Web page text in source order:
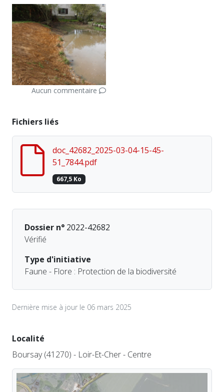
Aucun commentaire
Fichiers liés
doc_42682_2025-03-04-15-45-
51_7844.pdf
667,5 Ko
Dossier n° 2022-42682
Vérifié
Type d'initiative
Faune - Flore : Protection de la biodiversité
Dernière mise à jour le 06 mars 2025
Localité
Boursay (41270) - Loir-Et-Cher - Centre